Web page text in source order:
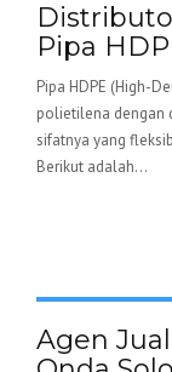
Pipa
Pipa HDPE (High-
polietilena dengan
sifatnya yang
Berikut adalah...
Agen